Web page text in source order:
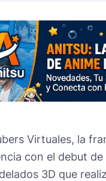
Virtuales, la
con el debut de
3D que